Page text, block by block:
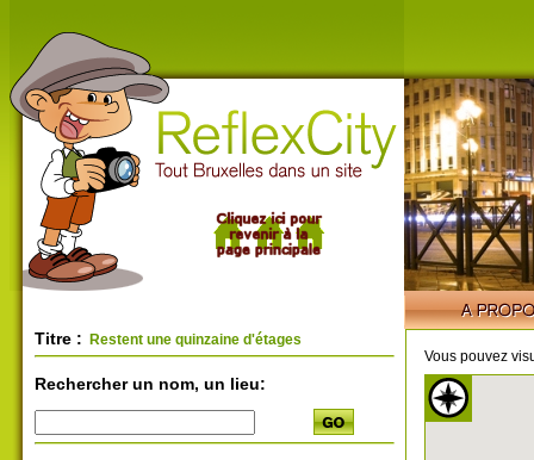
Titre : Restent une quinzaine d'étages
Rechercher un nom, un lieu:
Vous pouvez